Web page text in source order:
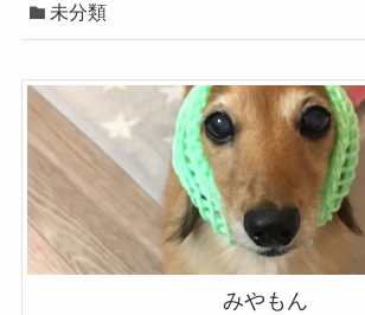
未分類
みやもん